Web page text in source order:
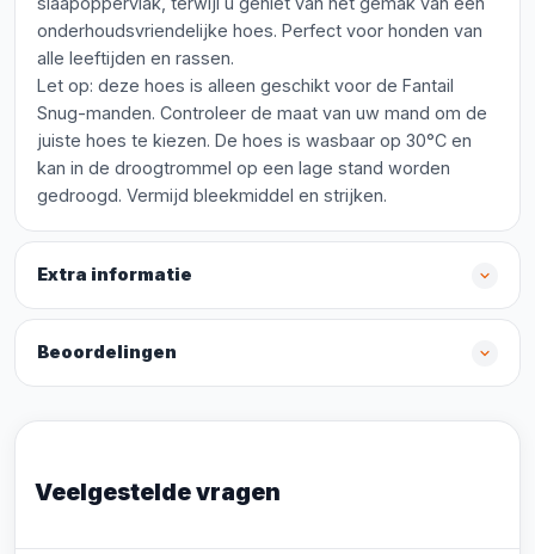
onderhoudsvriendelijke hoes. Perfect voor honden van
alle leeftijden en rassen.
Let op: deze hoes is alleen geschikt voor de Fantail
Snug-manden. Controleer de maat van uw mand om de
juiste hoes te kiezen. De hoes is wasbaar op 30°C en
kan in de droogtrommel op een lage stand worden
gedroogd. Vermijd bleekmiddel en strijken.
Extra informatie
Beoordelingen
Veelgestelde vragen